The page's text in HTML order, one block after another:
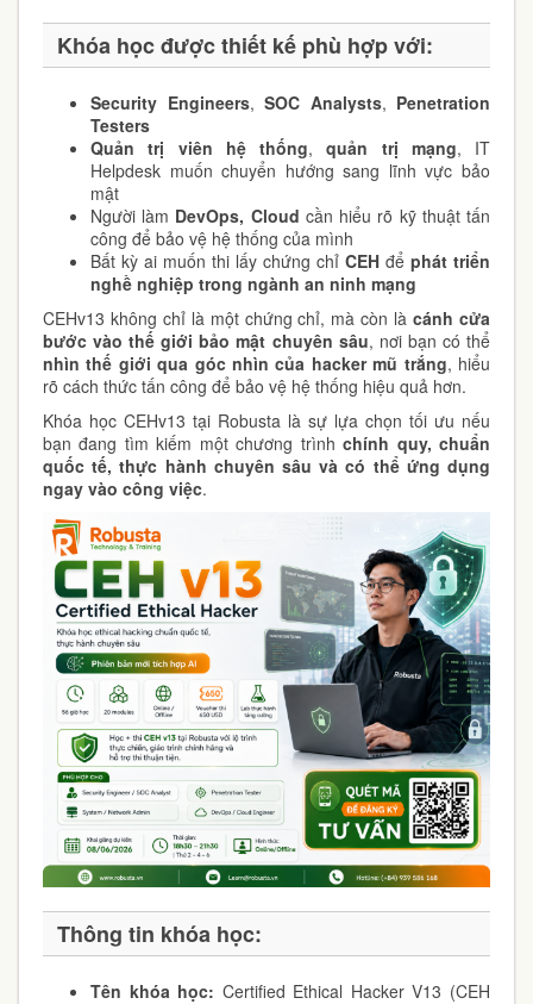
Khóa học được thiết kế phù hợp với:
Security Engineers, SOC Analysts, Penetration
Testers
Quản trị viên hệ thống,quản trị mạng, IT
Helpdesk muốn chuyển hướng sang lĩnh vực bảo
mật
Người làm DevOps, Cloud cần hiểu rõ kỹ thuật tấn
công để bảo vệ hệ thống của mình
Bất kỳ ai muốn thi lấy chứng chỉ CEH để phát triển
nghề nghiệp trong ngành an ninh mạng
CEHv13 không chỉ là một chứng chỉ, mà còn làcánh cửa
bước vào thế giới bảo mật chuyên sâu, nơi bạn có thể
nhìn thế giới qua góc nhìn của hacker mũ trắng, hiểu
rõ cách thức tấn công để bảo vệ hệ thống hiệu quả hơn.
Khóa học CEHv13 tại Robusta là sự lựa chọn tối ưu nếu
bạn đang tìm kiếm một chương trìnhchính quy, chuẩn
quốc tế, thực hành chuyên sâu và có thể ứng dụng
ngay vào công việc.
Thông tin khóa học:
Tên khóa học: Certified Ethical Hacker V13 (CEH